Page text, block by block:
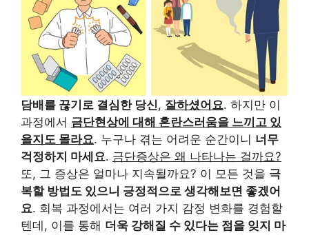
담배를 끊기로 결심한 당신, 잘하셨어요. 하지만 이
과정에서 금단현상에 대해 혼란스러움을 느끼고 있
을지도 몰라요. 누구나 겪는 어려운 순간이니 너무
걱정하지 마세요. 금단증상은 왜 나타나는 걸까요?
또, 그 증상은 얼마나 지속될까요? 이 모든 것을 극
복할 방법도 있으니 긍정적으로 생각해보면 좋겠어
요. 회복 과정에서는 여러 가지 감정 변화를 경험할
텐데, 이를 통해 더욱 강해질 수 있다는 점을 잊지 마